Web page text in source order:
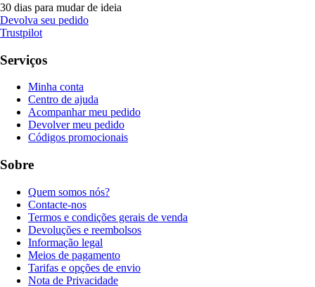
30 dias para mudar de ideia
Devolva seu pedido
Trustpilot
Serviços
Minha conta
Centro de ajuda
Acompanhar meu pedido
Devolver meu pedido
Códigos promocionais
Sobre
Quem somos nós?
Contacte-nos
Termos e condições gerais de venda
Devoluções e reembolsos
Informação legal
Meios de pagamento
Tarifas e opções de envio
Nota de Privacidade